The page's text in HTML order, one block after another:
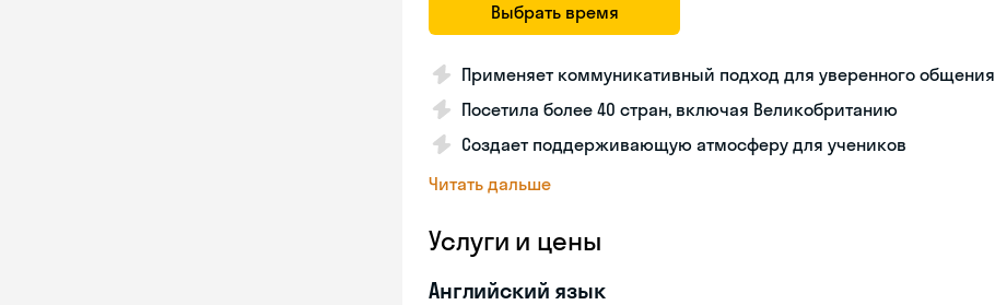
Выбрать время
Применяет коммуникативный подход для уверенного общения
Посетила более 40 стран, включая Великобританию
Создает поддерживающую атмосферу для учеников
Читать дальше
Услуги и цены
Английский язык